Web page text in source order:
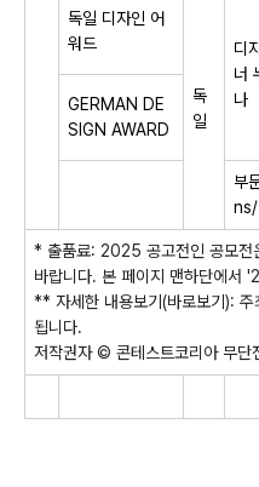
독일 디자인 어
워드
독
일
디
너
나
GERMAN DE
SIGN AWARD
부
* 출품료: 2025 공고전인 공모전
바랍니다. 본 페이지 맨하단에서
** 자세한 내용보기(바로보기):
됩니다.
저작권자 © 콘테스트코리아 무단